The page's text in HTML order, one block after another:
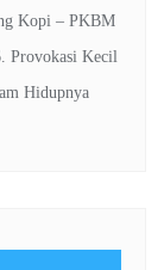
Kopi – PKBM
Provokasi Kecil
Hidupnya